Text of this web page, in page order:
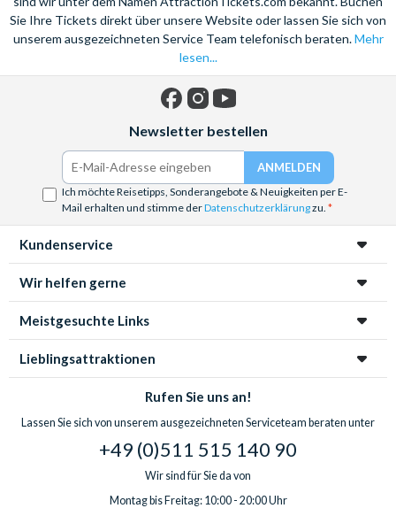
Sie Ihre Tickets direkt über unsere Website oder lassen Sie sich von
unserem ausgezeichneten Service Team telefonisch beraten.Mehr
lesen...
Newsletter bestellen
Ich möchte Reisetipps, Sonderangebote & Neuigkeiten per E-
Mail erhalten und stimme derDatenschutzerklärungzu.
Kundenservice
Wir helfen gerne
Meistgesuchte Links
Lieblingsattraktionen
Rufen Sie uns an!
Lassen Sie sich von unserem ausgezeichneten Serviceteam beraten unter
+49 (0)511 515 140 90
Wir sind für Sie da von
Montag bis Freitag: 10:00 - 20:00 Uhr